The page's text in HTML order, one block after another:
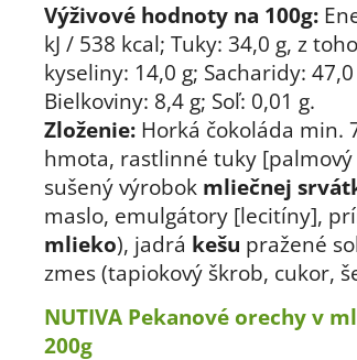
Výživové hodnoty na 100g:
kJ / 538 kcal; Tuky: 34,0 g, z
kyseliny: 14,0 g; Sacharidy:
Bielkoviny: 8,4 g; Soľ: 0,01 g.
Zloženie: Horká čokoláda min.
hmota, rastlinné tuky
sušený výrobok mliečnej
maslo, emulgátory [lecitíny],
mlieko), jadrá kešu pražené
zmes (tapiokový škrob, cukor,
NUTIVA Pekanové orechy v
200g